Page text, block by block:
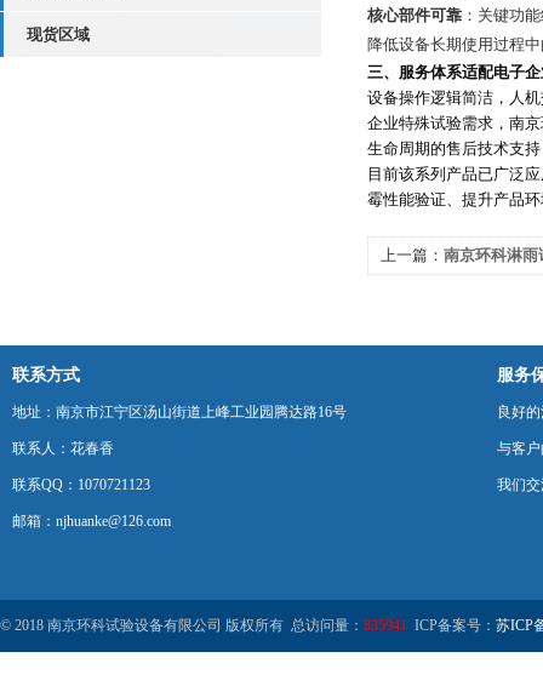
现货区域
核心部件可靠 ：关键功
降低设备长期使用过程
三、服务体系适配电子
设备操作逻辑简洁，人
企业特殊试验需求，南
生命周期的售后技术支
目前该系列产品已广泛
霉性能验证、提升产品
上一篇： 南京环科淋雨
联系方式
地址：南京市江宁区汤山街道上峰工业园腾达路16号
联系人：花春香
联系QQ：1070721123
邮箱：njhuanke@126.com
服务
良好
与客
我们
© 2018 南京环科试验设备有限公司 版权所有 总访问量： 835941 ICP备案号： 苏ICP